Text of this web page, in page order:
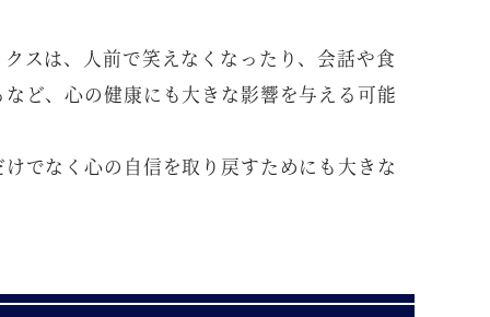
スは、人前で笑えなくなったり、会話や食
ど、心の健康にも大きな影響を与える可能
でなく心の自信を取り戻すためにも大きな